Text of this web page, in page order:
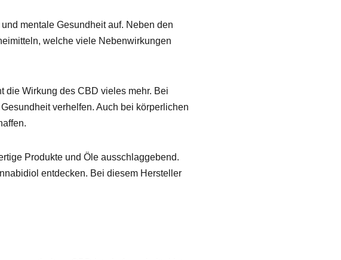
mentale Gesundheit auf. Neben den
welche viele Nebenwirkungen
die Wirkung des CBD vieles mehr. Bei
verhelfen. Auch bei körperlichen
Produkte und Öle ausschlaggebend.
entdecken. Bei diesem Hersteller